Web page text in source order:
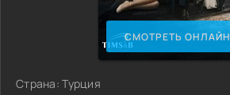
СМОТРЕТЬ ОНЛАЙН
Страна: Турция